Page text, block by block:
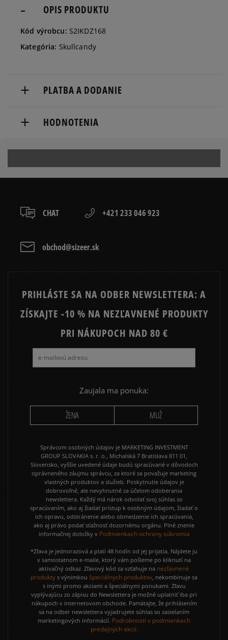
OPIS PRODUKTU
Kód výrobcu: S2IKDZ168
Kategória: Skullcandy
PLATBA A DODANIE
Dostupné spôsoby doručenia:
kuriér,
packeta (zásielkovňa - kamenná pobočka, výdejné
osobné prevzatie v predajni.
Dostupné spôsoby platby:
kartou,
HODNOTENIA
CHAT +421 233 046 923
obchod@sizeer.sk
PRIHLÁSTE SA NA ODBER NEWSLETTERA: A
ZÍSKAJTE -10 % NA NEZĽAVNENÉ PRODUKTY
PRI NÁKUPOCH NAD 80 €
Zaujala ma ponuka:
ŽENA MUŽ
Správcom osobných údajov je MARKETING INVESTMENT
GROUP SLOVAKIA s. r. o., Michalská 7 Bratislava 811 01,
Slovensko, vyššie uvedené údaje budú spracúvané v dôvodoch
oprávneného záujmu správcu, za ktoré sa považuje marketing
vlastných produktov a služieb. Poskytnutie údajov je
dobrovoľné, ale nevyhnutné za účelom odoberania
newslettera. Každý má nárok odvolať svoj súhlas so
spracúvaním, ako aj žiadať prístup k osobným údajom, žiadať o
ich opravu, odstránenie alebo obmedzenie ich spracúvania,
ako aj právo podať sťažnosť dozornému orgánu. Plné znenie
informačnej doložky v Podmienkach ochrany súkromia
*Zľava je jednorazová a platí 48 hodín od jej prijatia. Nájdete ju
v samostatnom e-maile, ktorý vám pošleme po kliknutí na
aktivačný odkaz. Zľavový kód sa vzťahuje na nezľavnené
produkty s výnimkou špeciálnych produktov, nekombinuje sa
s inými promo akciami a špeciálnymi ponukami. Zľavu
vyplývajúcu zo zápisu do Newslettera je možné uplatniť iba pri
nákupoch v internetovom obchode. Pamätajte, že prihlásením
sa na odber newslettera vyjadrujete súhlas so zasielaním
marketingových informácií. Podrobnosti v podmienkach
predajných akcií.